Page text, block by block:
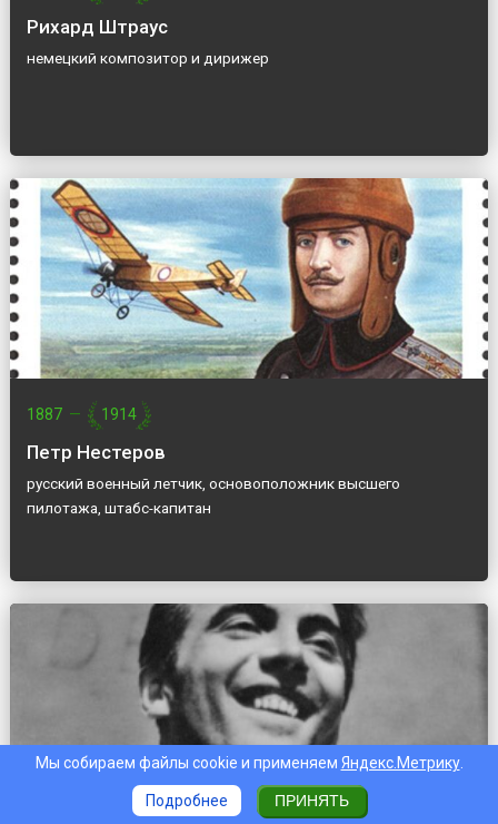
Рихард Штраус
немецкий композитор и дирижер
1887 — 1914
Петр Нестеров
русский военный летчик, основоположник высшего
пилотажа, штабс-капитан
Мы собираем файлы cookie и применяем Яндекс.Метрику.
Подробнее ПРИНЯТЬ